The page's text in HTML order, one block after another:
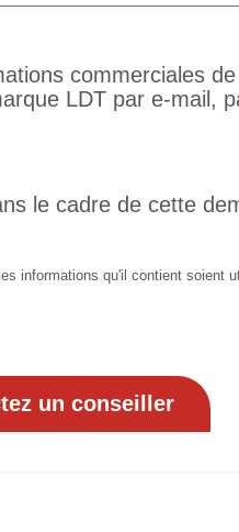
commerciales
LDT par e-mail,
le cadre de cette
informations qu'il contient soient